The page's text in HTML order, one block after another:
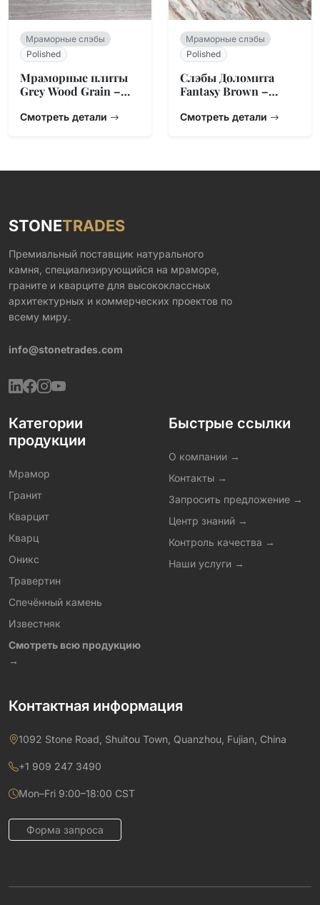
Мраморные слэбы
Polished
Мраморные плиты
Grey Wood Grain –
Происхождение
Смотреть детали
Мраморные слэбы
Polished
Слэбы Доломита
Fantasy Brown –
Камень из Индии
Смотреть детали
STONETRADES
Премиальный поставщик натурального
камня, специализирующийся на мраморе,
граните и кварците для высококлассных
архитектурных и коммерческих проектов по
всему миру.
info@stonetrades.com
Категории
продукции
Мрамор
Гранит
Кварцит
Кварц
Оникс
Травертин
Спечённый камень
Известняк
Смотреть всю продукцию
→
Быстрые ссылки
О компании →
Контакты →
Запросить предложение →
Центр знаний →
Контроль качества →
Наши услуги →
Контактная информация
1092 Stone Road, Shuitou Town, Quanzhou, Fujian, China
+1 909 247 3490
Mon–Fri 9:00–18:00 CST
Форма запроса